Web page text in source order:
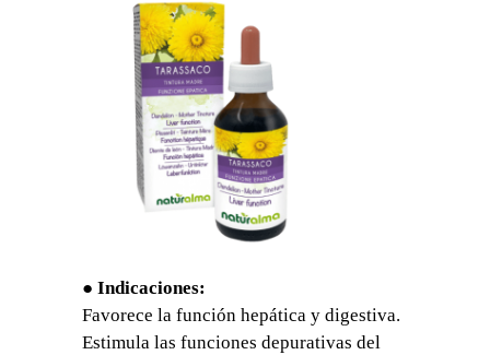
● Indicaciones:
Favorece la función hepática y digestiva.
Estimula las funciones depurativas del